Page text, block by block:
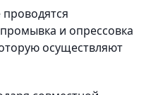
и опрессовка
осуществляют